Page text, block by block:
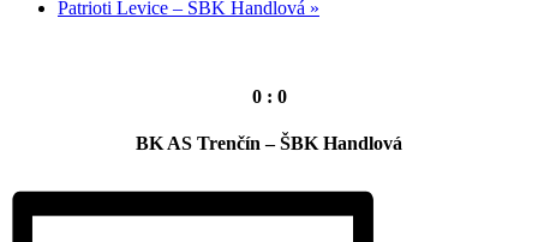
Patrioti Levice – ŠBK Handlová »
0 : 0
BK AS Trenčín – ŠBK Handlová